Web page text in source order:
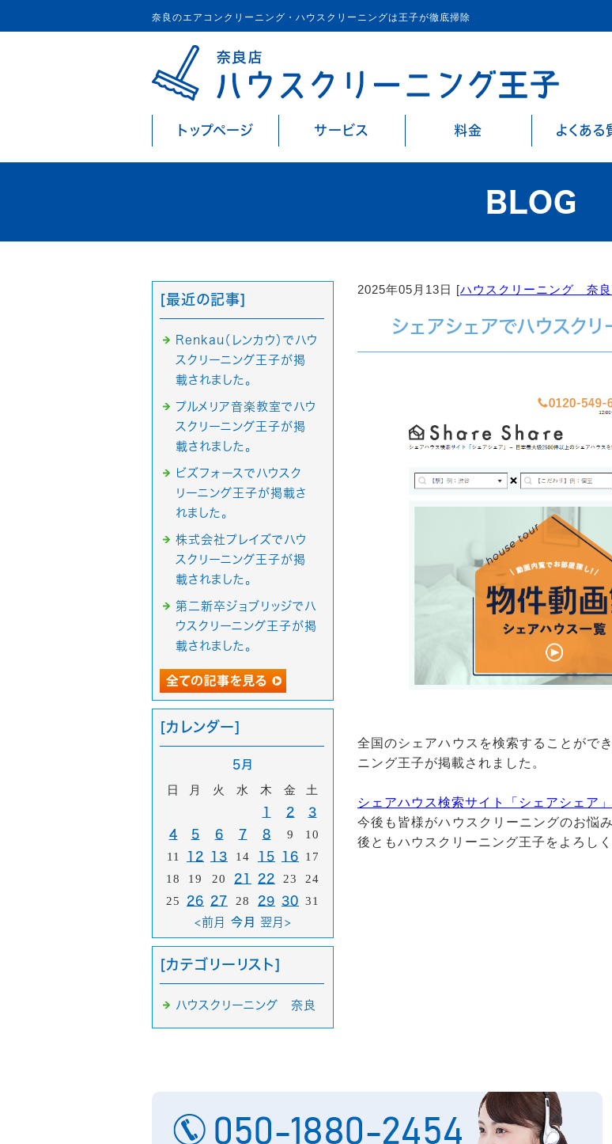
奈良のエアコンクリーニング・ハウスクリーニングは王子が徹底掃除
トップページ サービス 料金 よくある
BLOG
2025年05月13日 [ハウスクリーニング 奈良
シェアシェアでハウスク
全国のシェアハウスを検索することがで
ニング王子が掲載されました。
シェアハウス検索サイト「シェアシェア」
今後も皆様がハウスクリーニングのお悩
後ともハウスクリーニング王子をよろし
[最近の記事]
Renkau（レンカウ）でハウ
スクリーニング王子が掲
載されました。
プルメリア音楽教室でハウ
スクリーニング王子が掲
載されました。
ビズフォースでハウスク
リーニング王子が掲載さ
れました。
株式会社プレイズでハウ
スクリーニング王子が掲
載されました。
第二新卒ジョブリッジでハ
ウスクリーニング王子が掲
載されました。
[カレンダー]
5月
日 月 火 水 木 金 土
1 2
3
4
5 6 7 8 9
10
11
12 13 14 15 16
17
18
19 20 21 22 23
24
25
26 27 28 29 30 31
<前月 今月 翌月>
[カテゴリーリスト]
ハウスクリーニング 奈良